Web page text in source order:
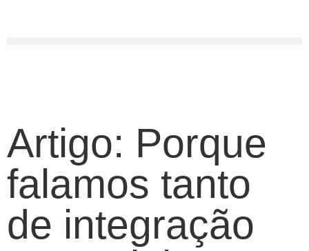
Artigo: Porque
falamos tanto
de integração